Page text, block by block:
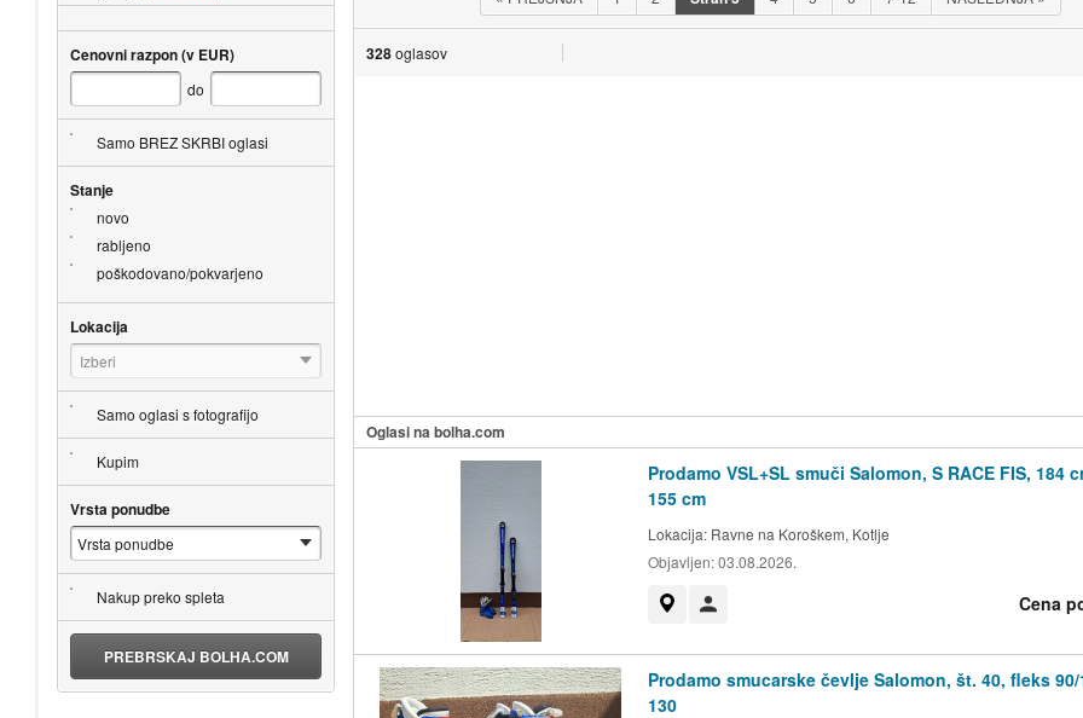
328oglasov
Oglasi na bolha.com
Prodamo VSL+SL smuči Salomon, S RACE FIS, 184
155 cm
Lokacija: Ravne na Koroškem, Kotlje
Objavljen:03.08.2026.
Cena
Prodamo smucarske čevlje Salomon, št. 40, fleks 90/
130
Cenovni razpon (v EUR)
do
Samo BREZ SKRBI oglasi
Stanje
novo
rabljeno
poškodovano/pokvarjeno
Lokacija
Izberi
Samo oglasi s fotografijo
Kupim
Vrsta ponudbe
Nakup preko spleta
PREBRSKAJ BOLHA.COM